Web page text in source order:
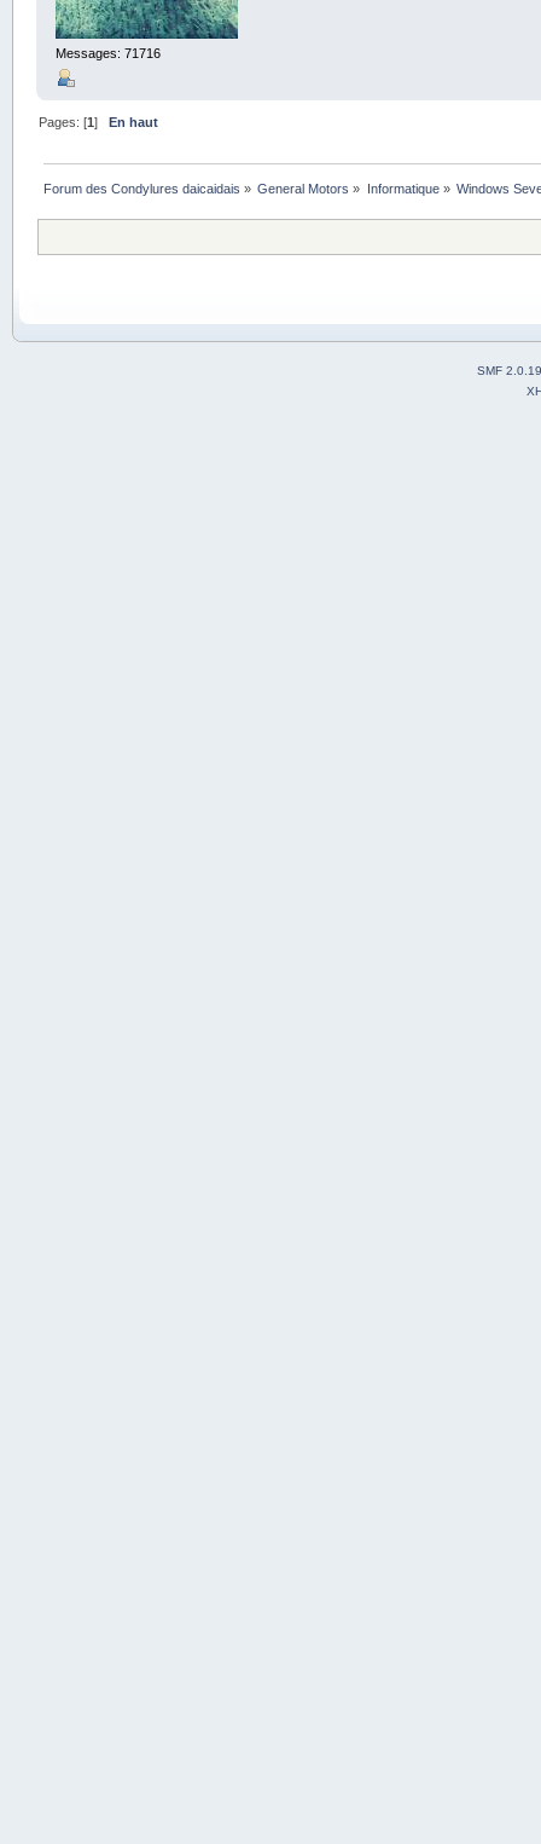
Messages: 71716
Pages: [1]En haut
Forum des Condylures daicaidais » General Motors » Informatique» Windows
SMF 2.0.19